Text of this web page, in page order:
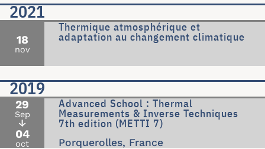
2021
18
nov
Thermique atmosphérique et
adaptation au changement climatique
2019
29
Sep
↓
04
oct
Advanced School : Thermal
Measurements & Inverse Techniques
7th edition (METTI 7)
Porquerolles, France